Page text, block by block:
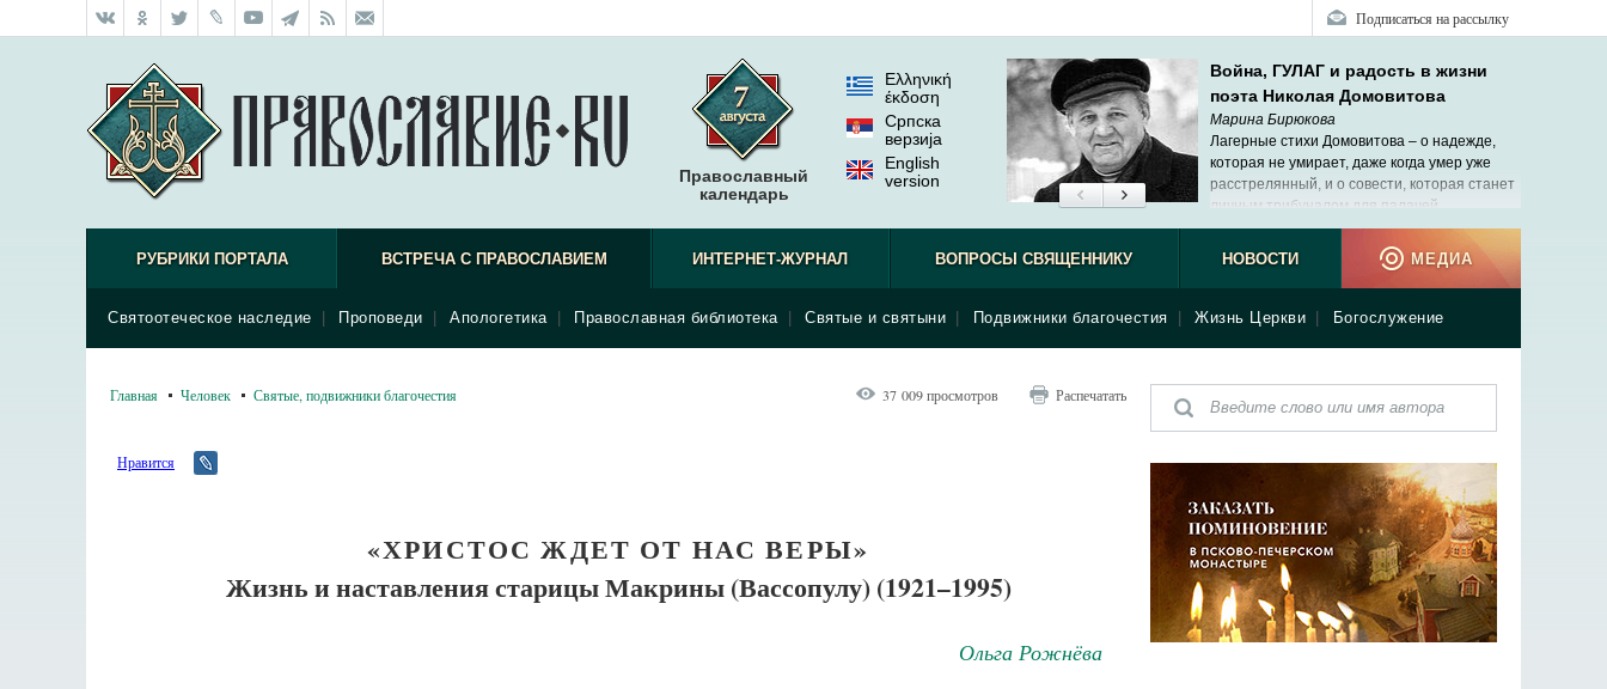
Подписаться на рассылку
Православный
календарь
Ελληνική
έκδοση
Српска
верзиjа
English
version
Война, ГУЛАГ и радость в жизни
поэта Николая Домовитова
Марина Бирюкова
Лагерные стихи Домовитова – о надежде,
которая не умирает, даже когда умер уже
расстрелянный, и о совести, которая станет
личным трибуналом для палачей.
РУБРИКИ ПОРТАЛА ВСТРЕЧА С ПРАВОСЛАВИЕМ
Святоотеческое наследие Проповеди Апологетика Православная библиотека Святые и святыни Подвижники благочестия Жизнь Церкви Богослужение
ИНТЕРНЕТ-ЖУРНАЛ ВОПРОСЫ СВЯЩЕННИКУ НОВОСТИ МЕДИА
Главная Человек Святые, подвижники благочестия 37 009 просмотров Распечатать
Нравится
«ХРИСТОС ЖДЕТ ОТ НАС ВЕРЫ»
Жизнь и наставления старицы Макрины (Вассопулу) (1921–1995)
Ольга Рожнёва